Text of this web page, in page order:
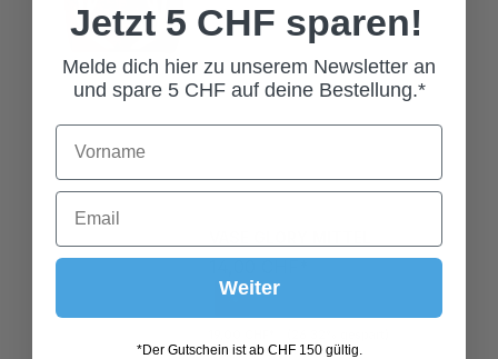
14,00 CHF*
Jetzt 5 CHF sparen!
Melde dich hier zu unserem Newsletter an
und spare 5 CHF auf deine Bestellung.*
Weiter
*Der Gutschein ist ab CHF 150 gültig.